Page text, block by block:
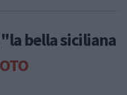
bella siciliana